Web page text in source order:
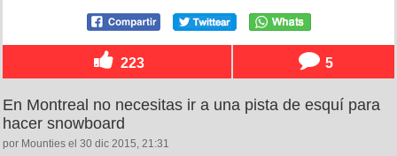
223 5
En Montreal no necesitas ir a una pista de esquí para
hacer snowboard
por Mounties el 30 dic 2015, 21:31